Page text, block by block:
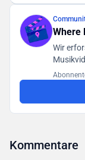
Where
Wir
unsere
Kommentare